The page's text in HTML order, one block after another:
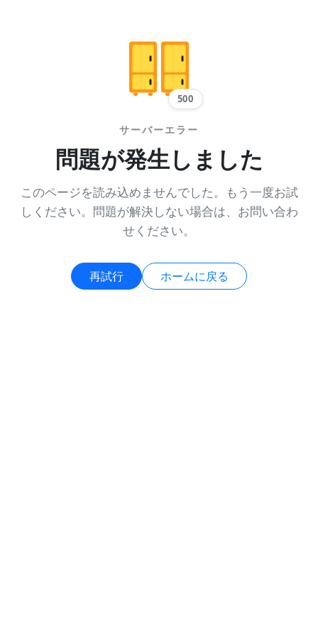
500
サーバーエラー
問題が発生しました
このページを読み込めませんでした。もう一度お試
しください。問題が解決しない場合は、お問い合わ
せください。
再試行 ホームに戻る